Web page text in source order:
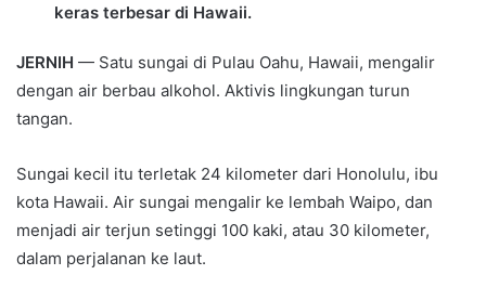
keras terbesar di Hawaii.
JERNIH — Satu sungai di Pulau Oahu, Hawaii, mengalir
dengan air berbau alkohol. Aktivis lingkungan turun
tangan.
Sungai kecil itu terletak 24 kilometer dari Honolulu, ibu
kota Hawaii. Air sungai mengalir ke lembah Waipo, dan
menjadi air terjun setinggi 100 kaki, atau 30 kilometer,
dalam perjalanan ke laut.